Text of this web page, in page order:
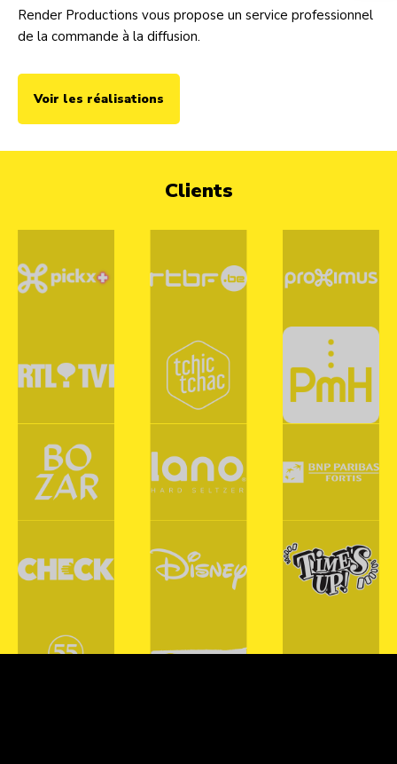
Render Productions vous propose un service professionnel
de la commande à la diffusion.
Voir les réalisations
Clients